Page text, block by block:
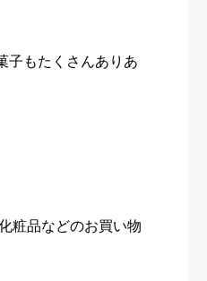
子もたくさんありあ
粧品などのお買い物